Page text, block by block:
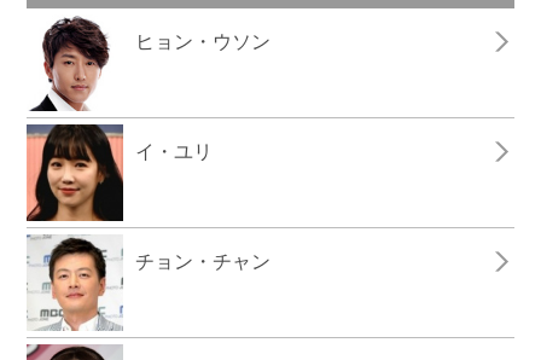
ヒョン・ウソン
イ・ユリ
チョン・チャン